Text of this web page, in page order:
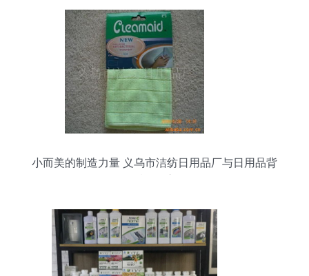
小而美的制造力量 义乌市洁纺日用品厂与日用品背